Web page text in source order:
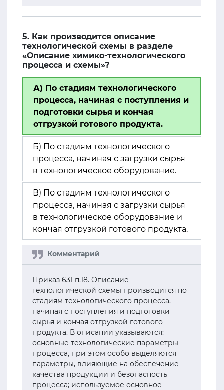
5. Как производится описание
технологической схемы в разделе
«Описание химико-технологического
процесса и схемы»?
А) По стадиям технологического
процесса, начиная с поступления и
подготовки сырья и кончая
отгрузкой готового продукта.
Б) По стадиям технологического
процесса, начиная с загрузки сырья
в технологическое оборудование.
В) По стадиям технологического
процесса, начиная с загрузки сырья
в технологическое оборудование и
кончая отгрузкой готового продукта.
Приказ 631 п.18. Описание
технологической схемы производится по
стадиям технологического процесса,
начиная с поступления и подготовки
сырья и кончая отгрузкой готового
продукта. В описании указываются:
основные технологические параметры
процесса, при этом особо выделяются
параметры, влияющие на обеспечение
качества продукции и безопасность
процесса; используемое основное